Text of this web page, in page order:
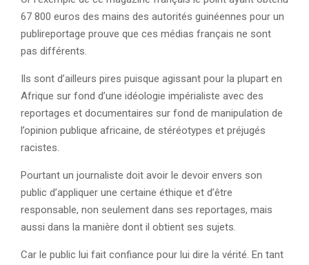
67 800 euros des mains des autorités guinéennes pour un
publireportage prouve que ces médias français ne sont
pas différents.
Ils sont d’ailleurs pires puisque agissant pour la plupart en
Afrique sur fond d’une idéologie impérialiste avec des
reportages et documentaires sur fond de manipulation de
l’opinion publique africaine, de stéréotypes et préjugés
racistes.
Pourtant un journaliste doit avoir le devoir envers son
public d’appliquer une certaine éthique et d’être
responsable, non seulement dans ses reportages, mais
aussi dans la manière dont il obtient ses sujets.
Car le public lui fait confiance pour lui dire la vérité. En tant